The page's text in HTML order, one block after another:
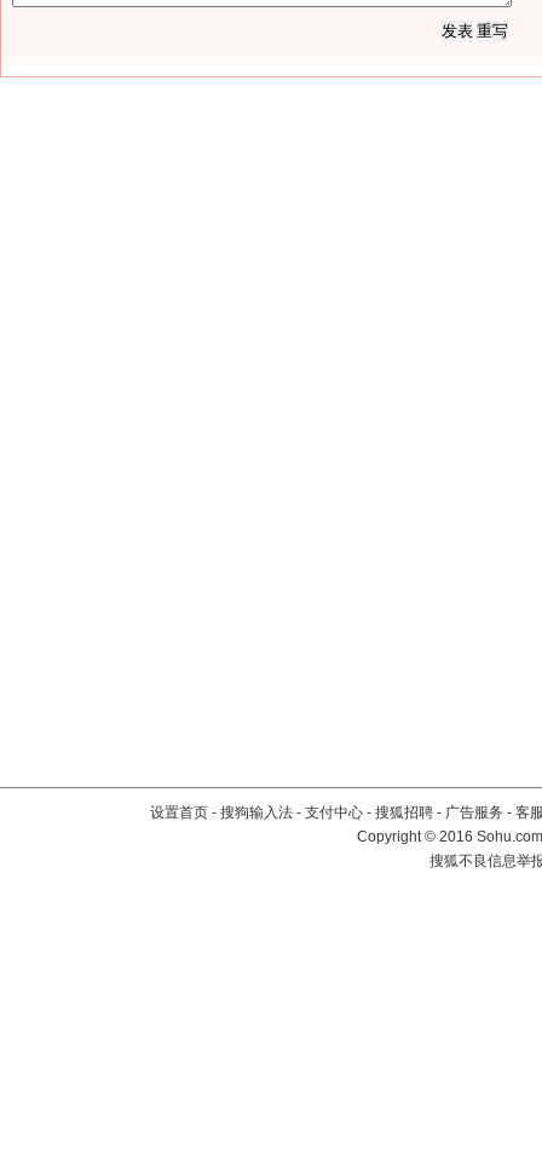
设置首页 - 搜狗输入法 - 支付中心 - 搜狐招聘 - 广告服务 - 客
Copyright©2016
搜狐不良信息举